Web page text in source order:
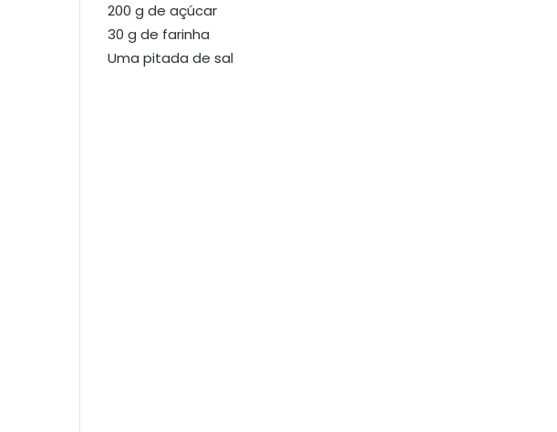
200 g de açúcar
30 g de farinha
Uma pitada de sal